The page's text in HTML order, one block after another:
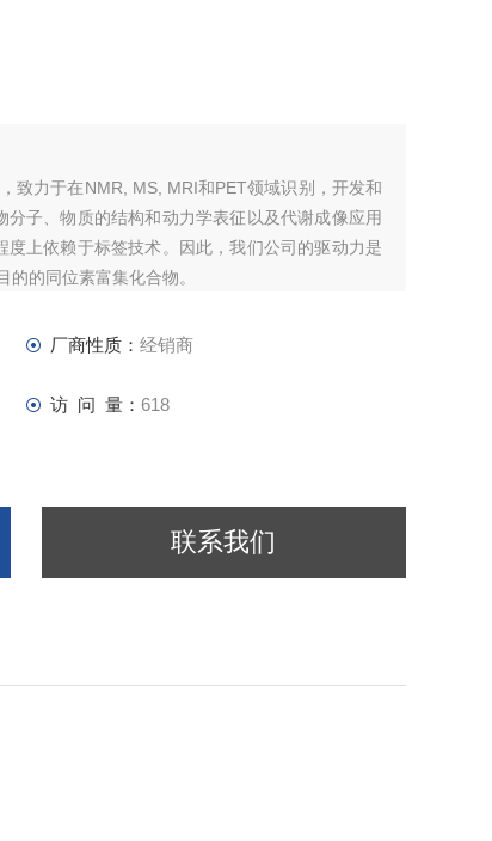
致力于在NMR, MS, MRI和PET领域识别，开发和
子、物质的结构和动力学表征以及代谢成像应用
上依赖于标签技术。因此，我们公司的驱动力是
的同位素富集化合物。
厂商性质： 经销商
访 问 量： 618
联系我们